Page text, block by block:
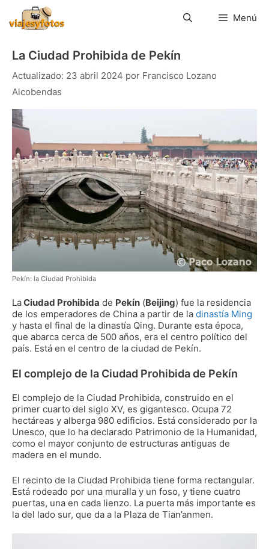
contenido
Menú
La Ciudad Prohibida de Pekín
23 abril 2024 por Francisco Lozano
Alcobendas
Pekín: la Ciudad Prohibida
LaCiudad Prohibida de Pekín (Beijing) fue la residencia
de los emperadores de China a partir de la dinastía Ming
y hasta el final de la dinastía Qing. Durante esta época,
que abarca cerca de 500 años, era el centro político del
país. Está en el centro de la ciudad de Pekín.
El complejo de la Ciudad Prohibida de Pekín
El complejo de la Ciudad Prohibida, construido en el
primer cuarto del siglo XV, es gigantesco. Ocupa 72
hectáreas y alberga 980 edificios. Está considerado por la
Unesco, que lo ha declarado Patrimonio de la Humanidad,
como el mayor conjunto de estructuras antiguas de
madera en el mundo.
El recinto de la Ciudad Prohibida tiene forma rectangular.
Está rodeado por una muralla y un foso, y tiene cuatro
puertas, una en cada lienzo. La puerta más importante es
la del lado sur, que da a la Plaza de Tian’anmen.